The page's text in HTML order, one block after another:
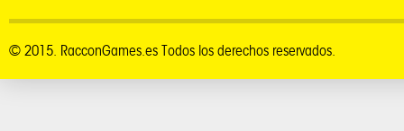
© 2015. RacconGames.es Todos los derechos reservados.